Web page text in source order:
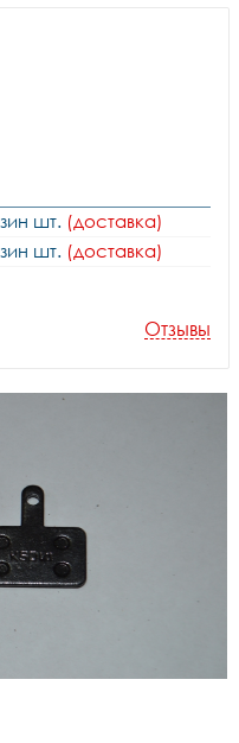
шт. (доставка)
шт. (доставка)
Отзывы